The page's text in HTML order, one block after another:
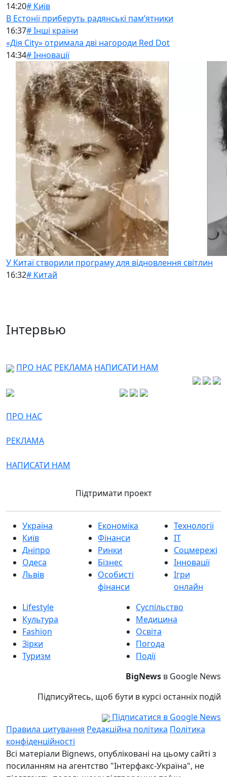
14:20# Київ
В Естонії приберуть радянські памʼятники
16:37# Інші країни
«Дія City» отримала дві нагороди Red Dot
14:34# Інновації
У Китаї створили програму для відновлення світлин
16:32# Китай
Інтервью
ПРО НАС РЕКЛАМА НАПИСАТИ НАМ
ПРО НАС
РЕКЛАМА
НАПИСАТИ НАМ
Підтримати проект
Україна
Київ
Дніпро
Одеса
Львів
Економіка
Фінанси
Ринки
Бізнес
Особисті
фінанси
Технології
IT
Соцмережі
Інновації
Ігри
онлайн
Lifestyle
Культура
Fashion
Зірки
Туризм
Суспільство
Медицина
Освіта
Погода
Події
BigNews в Google News
Підписуйтесь, щоб бути в курсі останніх подій
Підписатися в Google News
Правила цитування Редакційна політика Політика
конфіденційності
Всі матеріали Bignews, опубліковані на цьому сайті з
посиланням на агентство "Інтерфакс-Україна", не